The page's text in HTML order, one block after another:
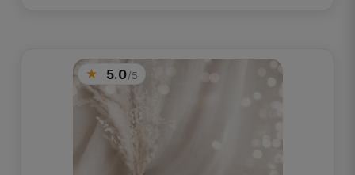
5.0